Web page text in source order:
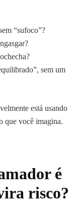
“sufoco”?
sem um
está usando
que você imagina.
é
risco?